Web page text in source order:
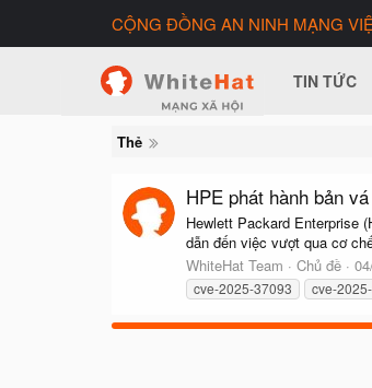
CỘNG ĐỒNG AN NINH MẠNG
TIN TỨC
Thẻ
HPE phát hành bản
Hewlett Packard Enterprise
dẫn đến việc vượt qua cơ
WhiteHat Team
Chủ đề
cve-2025-37093
cve-